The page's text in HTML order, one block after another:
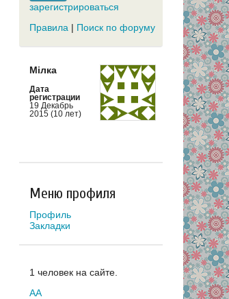
зарегистрироваться
Правила | Поиск по форуму
Мiлка
Дата
регистрации
19 Декабрь
2015 (10 лет)
Меню профиля
Профиль
Закладки
1 человек на сайте.
AA